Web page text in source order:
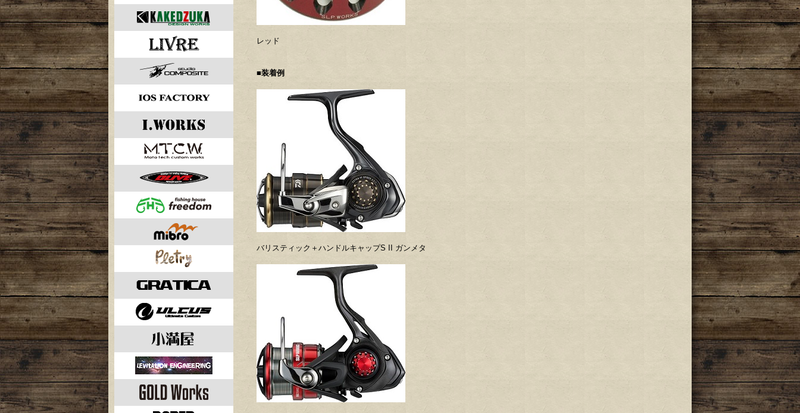
レッド
■装着例
バリスティック＋ハンドルキャップS II ガンメタ